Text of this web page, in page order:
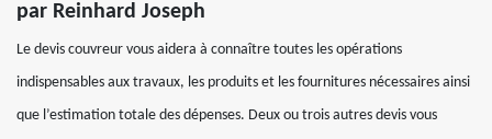
par Reinhard Joseph
Le devis couvreur vous aidera à connaître toutes les opérations
indispensables aux travaux, les produits et les fournitures nécessaires ainsi
que l’estimation totale des dépenses. Deux ou trois autres devis vous